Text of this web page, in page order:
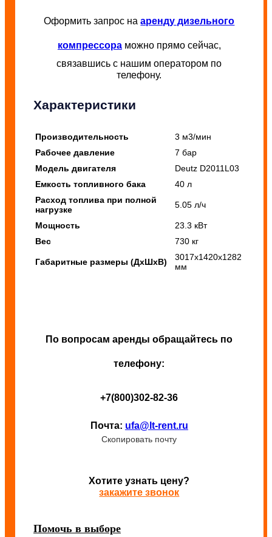
Оформить запрос нааренду дизельного
компрессораможно прямо сейчас,
связавшись с нашим оператором по
телефону.
Характеристики
Производительность
3 м3/мин
Рабочее давление
7 бар
Модель двигателя
Deutz D2011L03
Емкость топливного бака
40 л
Расход топлива при полной
нагрузке
5.05 л/ч
Мощность
23.3 кВт
Вес
730 кг
Габаритные размеры (ДхШхВ)
3017х1420х1282
мм
По вопросам аренды обращайтесь по
телефону:
+7(800)302-82-36
Почта: ufa@lt-rent.ru
Скопировать почту
Хотите узнать цену?
закажите звонок
Помочь в выборе